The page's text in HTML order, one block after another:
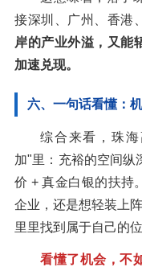
接深圳、广州、香港
岸的产业外溢，又能
加速兑现。
六、一句话看懂：
综合来看，珠
加"里：充裕的空间纵
价 + 真金白银的扶持
企业，还是想轻装上
里里找到属于自己的位
看懂了机会，不